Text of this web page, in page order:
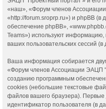
«наш», «Форум членов
«http://forum.sroprp.ru») и phpBB
обеспечение phpBB»,
Teams») используют
ваших пользовательских сессий
Ваша информация собирается
«Форум членов Ассоциации ЭАЦП
созданию программным
cookies (небольшие текстовые
файлов вашего браузера). Первые
идентификатор пользователя (в